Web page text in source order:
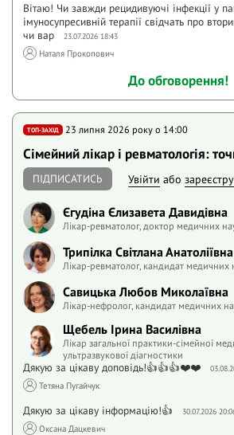
Вітаю! Чи завжди рецидивуючі інфекції у
імуносупресивній терапії свідчать про
чи вар
23.07.2026 18:43
Наталя Прокопович
До обговорення!
ТОП-ЗАХІД 23 липня 2026 року o 14:00
Сімейний лікар і ревматологія:
ПІДПИСАТИСЬ Увійти або
Єгудіна Єлизавета Давидівна
Лікар-ревматолог, доктор медичних
Трипілка Світлана Анатоліївна
Лікар-ревматолог, кандидат медичних
Савицька Любов Миколаївна
Лікар-нефролог, кандидат медичних
Щебель Ірина Василівна
Лікар загальної практики-сімейної
ультразвукової діагностики
Дякую за цікаву доповідь!👍👍👍❤️❤️
Тетяна Пугайчук
Дякую за цікаву інформацію!👍 30.07.2026
Оксана Дацкевич